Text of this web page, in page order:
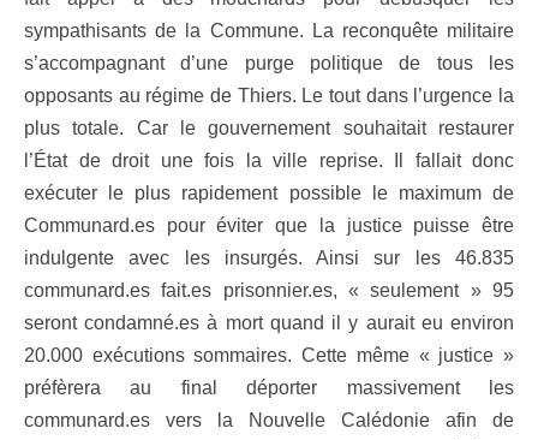
sympathisants de la Commune. La reconquête militaire
s’accompagnant d’une purge politique de tous les
opposants au régime de Thiers. Le tout dans l’urgence la
plus totale. Car le gouvernement souhaitait restaurer
l’État de droit une fois la ville reprise. Il fallait donc
exécuter le plus rapidement possible le maximum de
Communard.es pour éviter que la justice puisse être
indulgente avec les insurgés. Ainsi sur les 46.835
communard.es fait.es prisonnier.es, « seulement » 95
seront condamné.es à mort quand il y aurait eu environ
20.000 exécutions sommaires. Cette même « justice »
préfèrera au final déporter massivement les
communard.es vers la Nouvelle Calédonie afin de